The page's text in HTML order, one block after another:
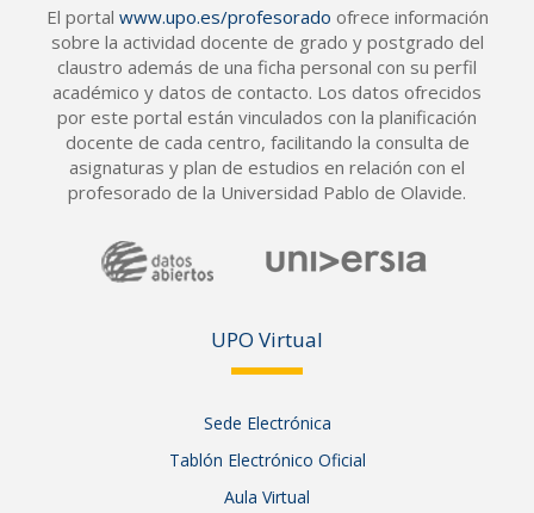
El portal www.upo.es/profesorado ofrece información
sobre la actividad docente de grado y postgrado del
claustro además de una ficha personal con su perfil
académico y datos de contacto. Los datos ofrecidos
por este portal están vinculados con la planificación
docente de cada centro, facilitando la consulta de
asignaturas y plan de estudios en relación con el
profesorado de la Universidad Pablo de Olavide.
UPO Virtual
Sede Electrónica
Tablón Electrónico Oficial
Aula Virtual